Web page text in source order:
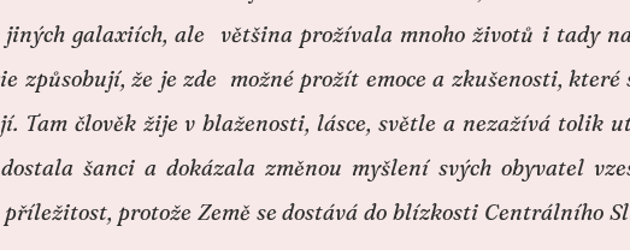
galaxiích, ale většina prožívala mnoho životů i tady
způsobují, že je zde možné prožít emoce a zkušenosti,
Tam člověk žije v blaženosti, lásce, světle a nezažívá tolik
šanci a dokázala změnou myšlení svých obyvatel
protože Země se dostává do blízkosti Centrálního